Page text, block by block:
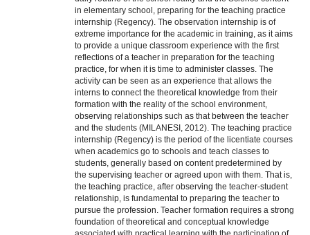
in elementary school, preparing for the teaching practice
internship (Regency). The observation internship is of
extreme importance for the academic in training, as it aims
to provide a unique classroom experience with the first
reflections of a teacher in preparation for the teaching
practice, for when it is time to administer classes. The
activity can be seen as an experience that allows the
interns to connect the theoretical knowledge from their
formation with the reality of the school environment,
observing relationships such as that between the teacher
and the students (MILANESI, 2012). The teaching practice
internship (Regency) is the period of the licentiate courses
when academics go to schools and teach classes to
students, generally based on content predetermined by
the supervising teacher or agreed upon with them. That is,
the teaching practice, after observing the teacher-student
relationship, is fundamental to preparing the teacher to
pursue the profession. Teacher formation requires a strong
foundation of theoretical and conceptual knowledge